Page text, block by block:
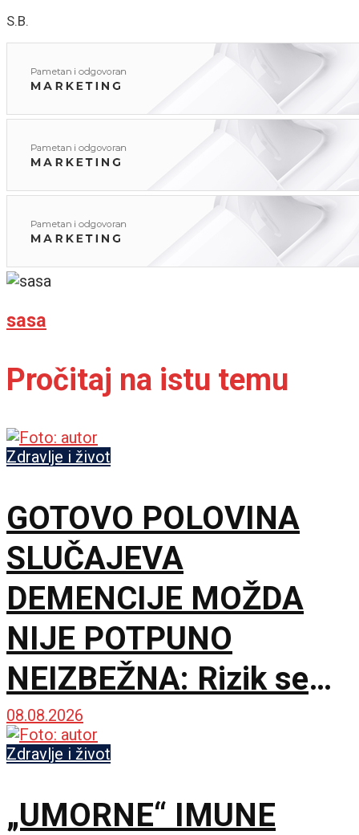
S.B.
sasa
Pročitaj na istu temu
Zdravlje i život
GOTOVO POLOVINA
SLUČAJEVA
DEMENCIJE MOŽDA
NIJE POTPUNO
NEIZBEŽNA: Rizik se
gradi mnogo pre
starosti
08.08.2026
Zdravlje i život
„UMORNE“ IMUNE